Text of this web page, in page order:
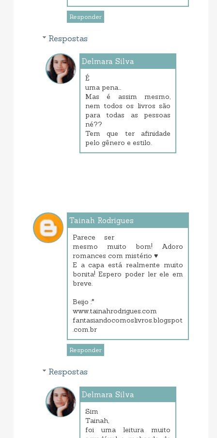
Responder
Respostas
Delmara Silva
É
uma pena...
Mas é assim mesmo,
nem todos os livros são
para todas as pessoas
né??
Tem que ter afinidade
pelo gênero e estilo.
Tainah Rodrigues
Parece ser
mesmo muito bom! Adoro
romances com mistério ♥
E a capa está realmente muito
bonita! Espero poder ler ele em
breve.
Beijo :*
www.tainahrodrigues.com
fantasiandocomoslivros.blogspot
.com.br
Responder
Respostas
Delmara Silva
Sim
Tainah,
foi uma leitura muito